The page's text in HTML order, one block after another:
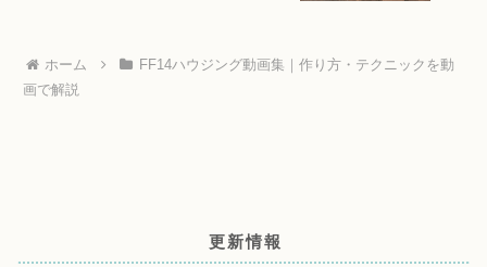
ホーム
FF14ハウジング動画集｜作り方・テクニックを動
画で解説
更新情報